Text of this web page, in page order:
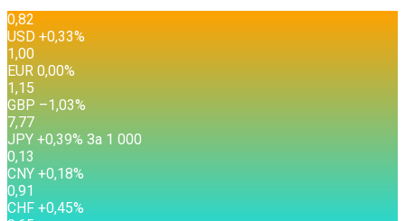
0,82
USD +0,33%
1,00
EUR 0,00%
1,15
GBP –1,03%
7,77
JPY +0,39% За 1 000
0,13
CNY +0,18%
0,91
CHF +0,45%